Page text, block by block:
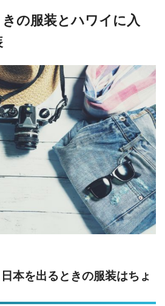
きの服装とハワイに入
本を出るときの服装はちょ